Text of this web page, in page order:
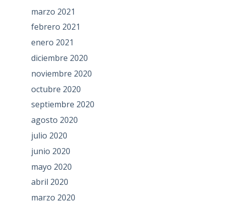
marzo 2021
febrero 2021
enero 2021
diciembre 2020
noviembre 2020
octubre 2020
septiembre 2020
agosto 2020
julio 2020
junio 2020
mayo 2020
abril 2020
marzo 2020